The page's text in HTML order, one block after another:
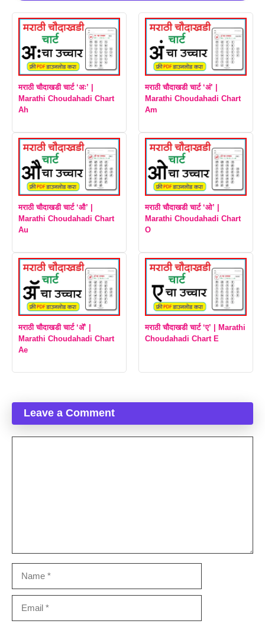
मराठी चौदाखडी चार्ट ‘अः’ |
Marathi Choudahadi Chart
Ah
मराठी चौदाखडी चार्ट ‘अं’ |
Marathi Choudahadi Chart
Am
मराठी चौदाखडी चार्ट ‘औ’ |
Marathi Choudahadi Chart
Au
मराठी चौदाखडी चार्ट ‘ओ’ |
Marathi Choudahadi Chart
O
मराठी चौदाखडी चार्ट ‘ॲ’ |
Marathi Choudahadi Chart
Ae
मराठी चौदाखडी चार्ट ‘ए’ | Marathi
Choudahadi Chart E
Leave a Comment